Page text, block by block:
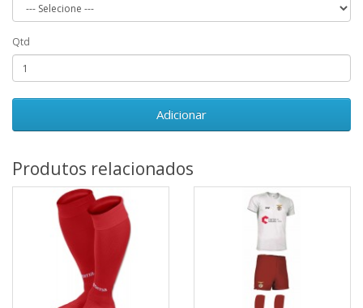
Qtd
Adicionar
Produtos relacionados